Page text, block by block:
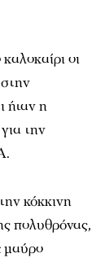
οι
στην
ήταν η
για την
κόκκινη
πολυθρόνας,
μαύρο